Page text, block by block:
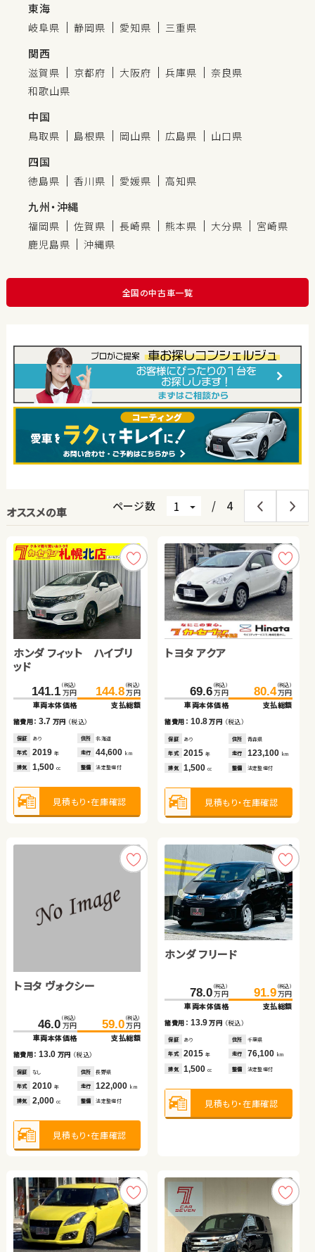
東海
岐阜県 静岡県 愛知県 三重県
関西
滋賀県 京都府 大阪府 兵庫県
奈良県
和歌山県
中国
鳥取県 島根県 岡山県 広島県 山口県
四国
徳島県 香川県 愛媛県 高知県
九州・沖縄
福岡県 佐賀県 長崎県 熊本県 大分県
宮崎県
鹿児島県
沖縄県
全国の中古車一覧
オススメの車 ページ数 / 4
ホンダ フィット ハイブリ
ッド
141.1 （税込）
万円
車両本体価格
144.8 （税込）
万円
支払総額
諸費用：3.7 万円 （税込）
保証 あり 住所 北海道
年式 2019 年 走行 44,600 km
排気 1,500 cc 整備 法定整備付
見積もり・在庫確認
トヨタ アクア
69.6 （税込）
万円
車両本体価格
80.4 （税込）
万円
支払総額
諸費用： 10.8万円 （税込）
保証 あり 住所 青森県
年式 2015年 走行 123,100 km
排気 1,500cc 整備 法定整備付
見積もり・在庫確認
トヨタ ヴォクシー
46.0 （税込）
万円
車両本体価格
59.0 （税込）
万円
支払総額
諸費用：13.0 万円 （税込）
保証 なし 住所 長野県
年式 2010 年 走行 122,000 km
排気 2,000 cc 整備 法定整備付
見積もり・在庫確認
ホンダ フリード
78.0 （税込）
万円
車両本体価格
91.9 （税込）
万円
支払総額
諸費用： 13.9万円 （税込）
保証 あり 住所 千葉県
年式 2015年 走行 76,100 km
排気 1,500cc 整備 法定整備付
見積もり・在庫確認
トヨタ ルーミー
131.2 （税込）
万円
車両本体価格
138.0 （税込）
万円
支払総額
諸費用：6.8 万円 （税込）
保証 あり 住所 青森県
年式 2019 年 走行 43,000 km
排気 1,000 cc 整備 法定整備付
見積もり・在庫確認
スバル フォレスター ハイ
230.0 （税込）
万円
車両本体価格
239.0 （税込）
万円
支払総額
諸費用： 9.0万円（税込）
保証 あり 住所 岡山県
年式 2020年 走行 57,600km
排気 2,000cc 整備 法定整備付
見積もり・在庫確認
402.3（税込）
万円
諸費用：10.7万円（税込）
なし 群馬県
年式 2020年 走行
排気 2,500 整備 なし
見積もり・在庫確認
スズキ アルト ＨＢ
95.5 （税込）
万円
車両本体価格
98.8 （税込）
万円
支払総額
諸費用： 3.3万円（税込）
保証 あり 住所 青森県
年式 2022年 走行 35,200 km
排気 660cc 整備 法定整備付
見積もり・在庫確認
ダイハツ ムーヴ
40.1 （税込）
万円
車両本体価格
46.6 （税込）
万円
支払総額
諸費用：6.5 万円 （税込）
保証 なし 住所 埼玉県
年式 2012 年 走行 31,500 km
排気 660cc 整備 なし
見積もり・在庫確認
日産 エクストレイル
328.3 （税込）
万円
車両本体価格
353.2 （税込）
万円
支払総額
諸費用： 24.9万円 （税込）
保証 なし 住所 群馬県
年式 2022年 走行 11,400km
排気 1,500cc 整備 なし
見積もり・在庫確認
99.0（税込）
万円
諸費用：8.9 万円（税込）
あり 福岡県
年式 2014年 走行
排気 1,800 整備 法定整備付
見積もり・在庫確認
スズキ ジムニーシエラ
278.3 （税込）
万円
車両本体価格
287.1 （税込）
万円
支払総額
諸費用： 8.8万円（税込）
保証 なし 住所 群馬県
年式 2024年 走行 10,300 km
排気 1,500cc 整備 なし
見積もり・在庫確認
スズキ ワゴンＲ
34.0 （税込）
万円
車両本体価格
38.5 （税込）
万円
支払総額
諸費用：4.5 万円 （税込）
保証 あり 住所 福岡県
年式 2014 年 走行 43,000 km
排気 660cc 整備 法定整備付
見積もり・在庫確認
ホンダ フィット
179.9 （税込）
万円
車両本体価格
184.9 （税込）
万円
支払総額
諸費用： 5.0万円（税込）
保証 あり 住所 徳島県
年式 2021年 走行 43,200km
排気 1,300cc 整備 法定整備付
見積もり・在庫確認